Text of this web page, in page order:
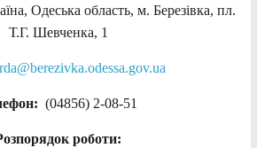
Одеська область, м. Березівка, пл.
Т.Г. Шевченка, 1
rda@berezivka.odessa.gov.ua
(04856) 2-08-51
роботи: